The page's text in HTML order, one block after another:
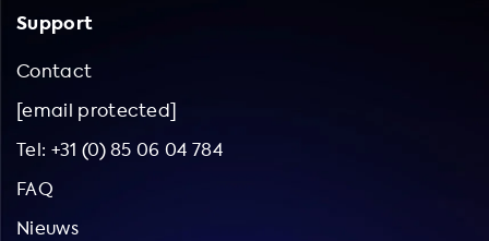
Support
Contact
[email protected]
Tel: +31 (0) 85 06 04 784
FAQ
Nieuws